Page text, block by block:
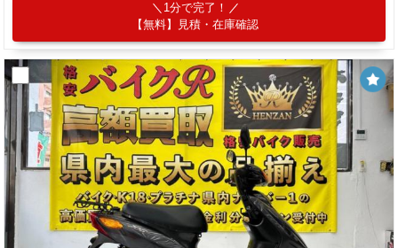
1分で完了！
【無料】見積・在庫確認